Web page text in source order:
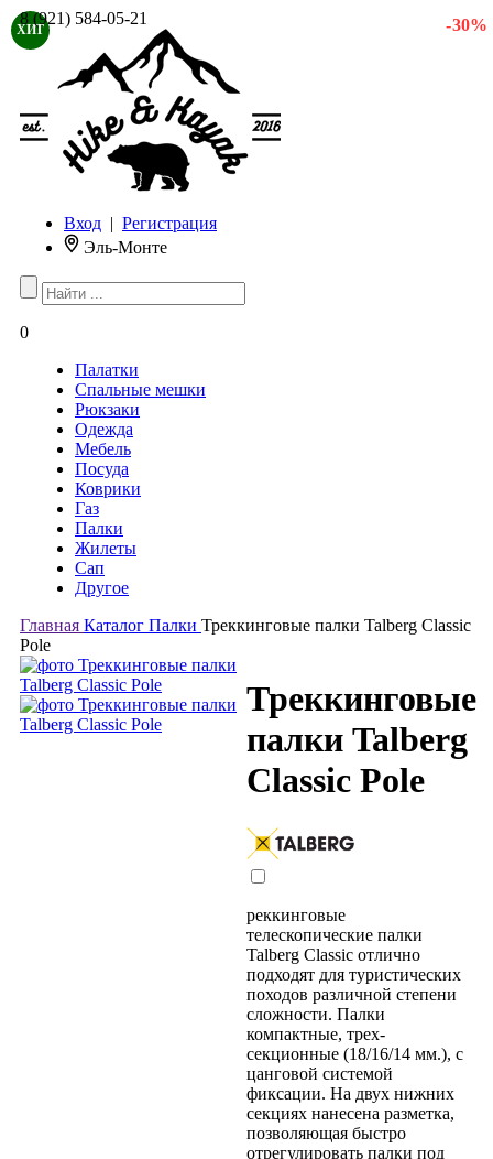
8 (921) 584-05-21
Вход | Регистрация
Эль-Монте
0
Палатки
Спальные мешки
Рюкзаки
Одежда
Мебель
Посуда
Коврики
Газ
Палки
Жилеты
Сап
Другое
Главная Каталог Палки Треккинговые палки Talberg Classic
Pole
ХИТ - 30 %
Треккинговые
палки Talberg
Classic Pole
реккинговые
телескопические палки
Talberg Classic отлично
подходят для туристических
походов различной степени
сложности. Палки
компактные, трех-
секционные (18/16/14 мм.), с
цанговой системой
фиксации. На двух нижних
секциях нанесена разметка,
позволяющая быстро
отрегулировать палки под